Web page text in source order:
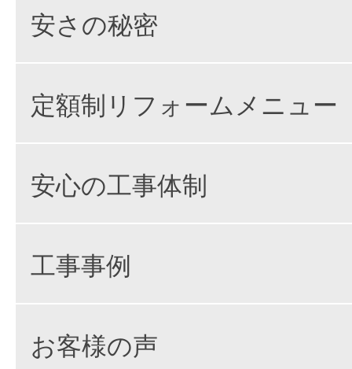
安さの秘密
定額制リフォームメニュー
安心の工事体制
工事事例
お客様の声